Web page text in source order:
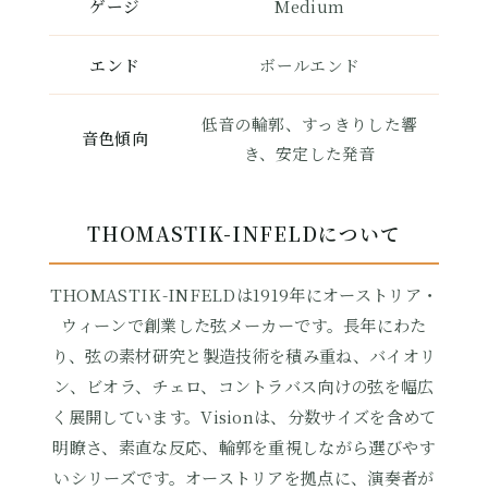
ゲージ Medium
エンド ボールエンド
音色傾向
低音の輪郭、すっきりした響
き、安定した発音
THOMASTIK-INFELDについて
THOMASTIK-INFELDは1919年にオーストリア・
ウィーンで創業した弦メーカーです。長年にわた
り、弦の素材研究と製造技術を積み重ね、バイオリ
ン、ビオラ、チェロ、コントラバス向けの弦を幅広
く展開しています。Visionは、分数サイズを含めて
明瞭さ、素直な反応、輪郭を重視しながら選びやす
いシリーズです。オーストリアを拠点に、演奏者が